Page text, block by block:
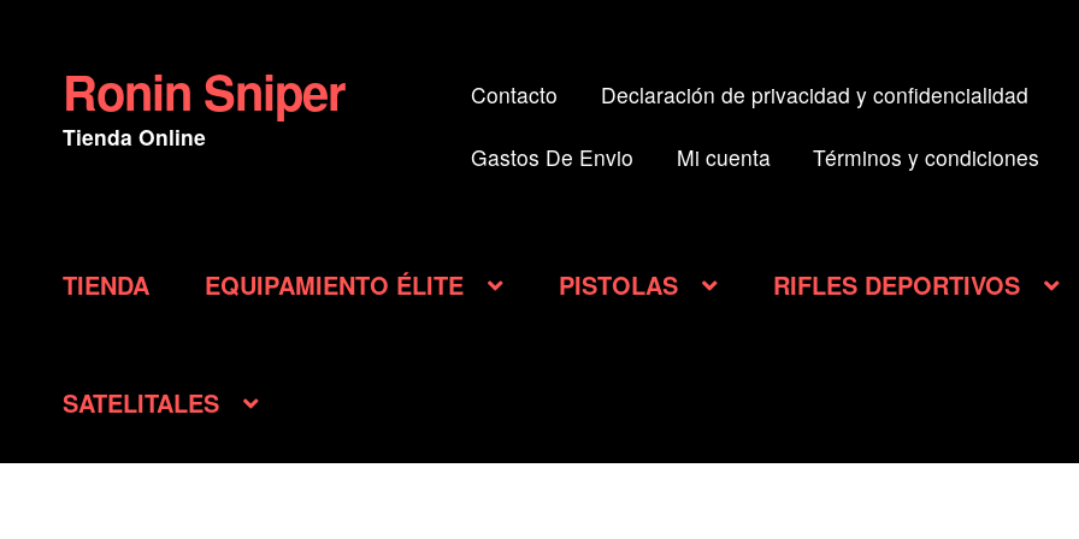
Ir
a
la
Ir
al
contenido
Ronin Sniper
Tienda Online
Contacto Declaración de privacidad y confidencialidad
Gastos De Envio Mi cuenta Términos y condiciones
TIENDA EQUIPAMIENTO ÉLITE PISTOLAS RIFLES DEPORTIVOS
SATELITALES